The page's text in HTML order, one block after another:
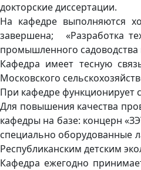
докторские диссертации.
На кафедре выполняются
завершена; «Разработка
промышленного садоводства
Кафедра имеет тесную
Московского
При кафедре функционирует
Для повышения качества
кафедры на базе: концерн
специально оборудованные
Республиканским детским
Кафедра ежегодно